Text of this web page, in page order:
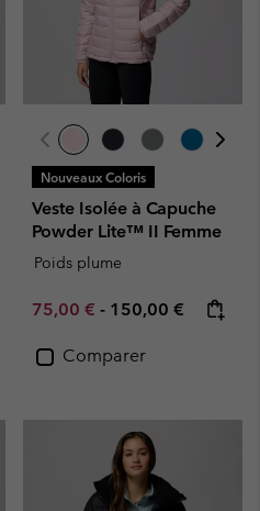
Nouveaux Coloris
Veste Isolée à Capuche
Powder Lite™ II Femme
Poids plume
Minimum sale price:
75,00 € - Maximum price:
150,00 €
Comparer